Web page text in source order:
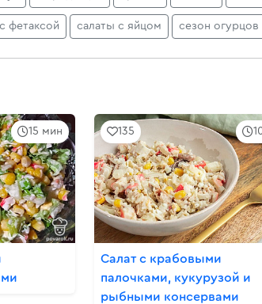
фетаксой салаты с яйцом сезон огурцов
15 мин 135
Салат с крабовыми
палочками, кукурузой и
рыбными консервами